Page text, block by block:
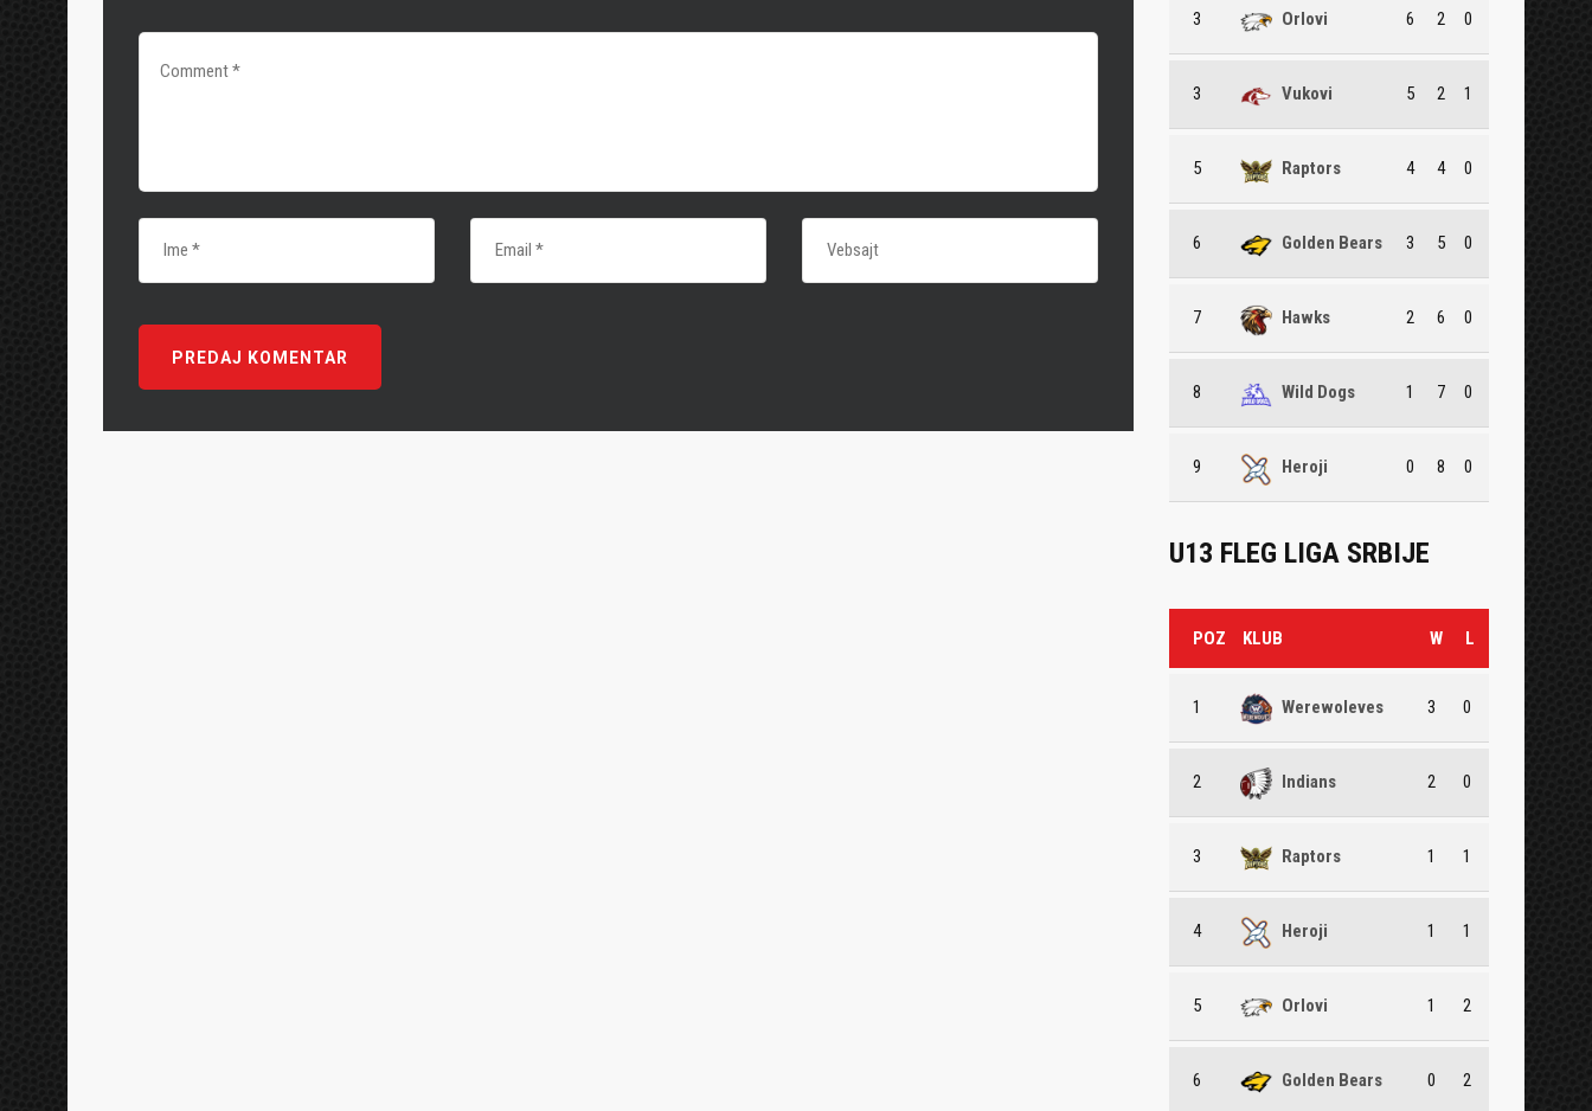
3 Orlovi 6 2 0
3 Vukovi 5 2 1
5 Raptors 4 4 0
6 Golden Bears 3 5 0
7 Hawks 2 6 0
8 Wild Dogs 1 7 0
9 Heroji 0 8 0
U13 FLEG LIGA SRBIJE
POZ KLUB W L
1 Werewoleves 3 0
2 Indians 2 0
3 Raptors 1 1
4 Heroji 1 1
5 Orlovi 1 2
6 Golden Bears 0 2